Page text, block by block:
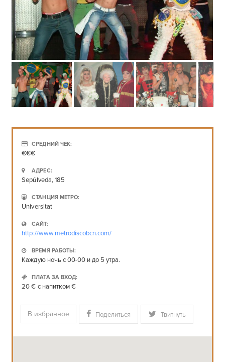
СРЕДНИЙ ЧЕК:
€€€
АДРЕС:
Sepúlveda, 185
СТАНЦИЯ МЕТРО:
Universitat
САЙТ:
http://www.metrodiscobcn.com/
ВРЕМЯ РАБОТЫ:
Каждую ночь с 00-00 и до 5 утра.
ПЛАТА ЗА ВХОД:
20 € с напитком €
В избранное Поделиться Твитнуть